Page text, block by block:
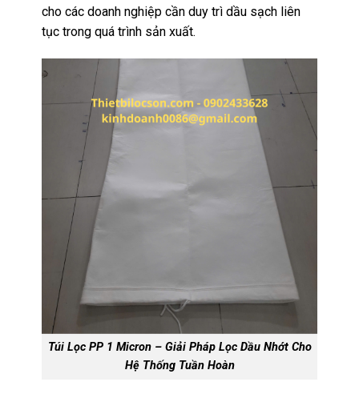
cho các doanh nghiệp cần duy trì dầu sạch liên
tục trong quá trình sản xuất.
Túi Lọc PP 1 Micron – Giải Pháp Lọc Dầu Nhớt Cho
Hệ Thống Tuần Hoàn